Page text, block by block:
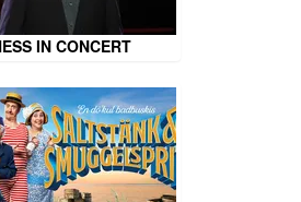
IN CONCERT